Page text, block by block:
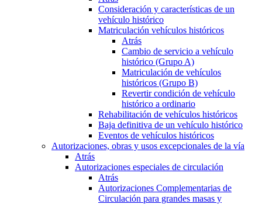
Consideración y características de un
vehículo histórico
Matriculación vehículos históricos
Atrás
Cambio de servicio a vehículo
histórico (Grupo A)
Matriculación de vehículos
históricos (Grupo B)
Revertir condición de vehículo
histórico a ordinario
Rehabilitación de vehículos históricos
Baja definitiva de un vehículo histórico
Eventos de vehículos históricos
Autorizaciones, obras y usos excepcionales de la vía
Atrás
Autorizaciones especiales de circulación
Atrás
Autorizaciones Complementarias de
Circulación para grandes masas y